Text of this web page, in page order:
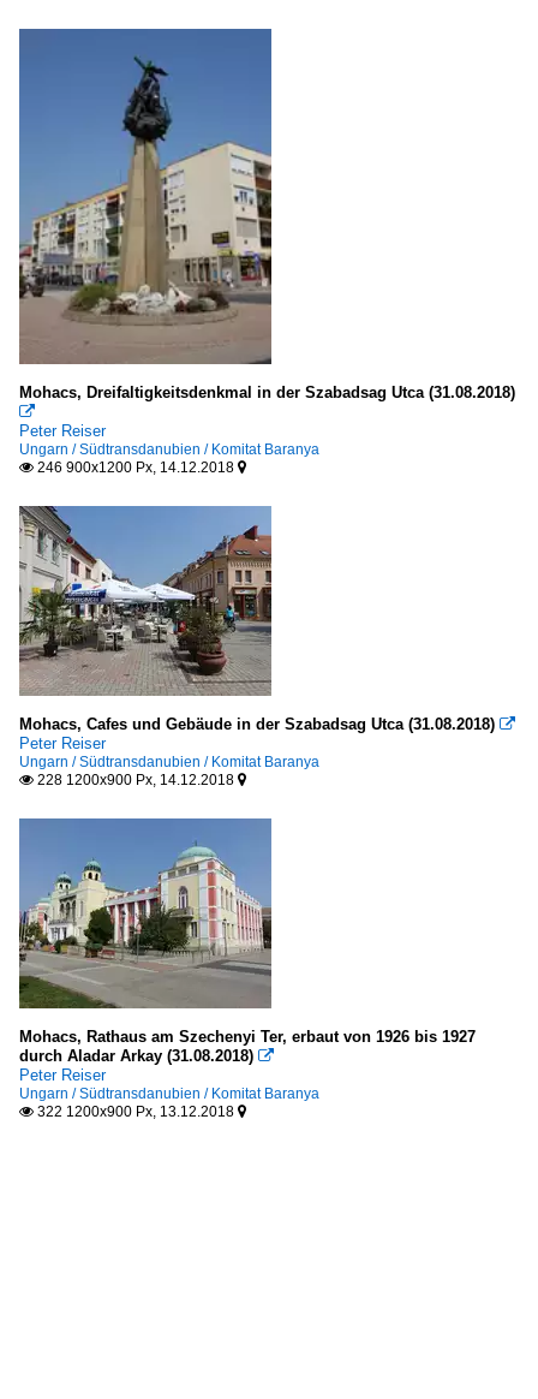
Mohacs, Dreifaltigkeitsdenkmal in der Szabadsag Utca (31.08.2018)

Peter Reiser
Ungarn / Südtransdanubien / Komitat Baranya
 246 900x1200 Px, 14.12.2018 
Mohacs, Cafes und Gebäude in der Szabadsag Utca (31.08.2018) 
Peter Reiser
Ungarn / Südtransdanubien / Komitat Baranya
 228 1200x900 Px, 14.12.2018 
Mohacs, Rathaus am Szechenyi Ter, erbaut von 1926 bis 1927
durch Aladar Arkay (31.08.2018) 
Peter Reiser
Ungarn / Südtransdanubien / Komitat Baranya
 322 1200x900 Px, 13.12.2018 